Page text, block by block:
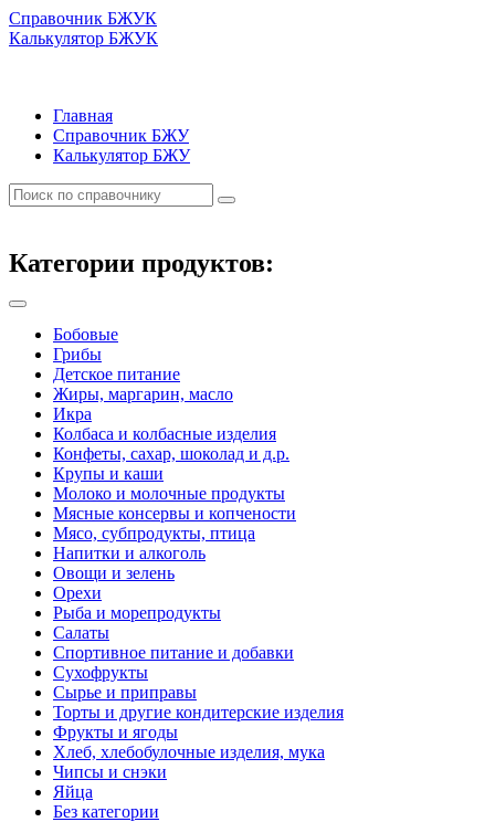
Справочник БЖУК
Калькулятор БЖУК
Главная
Справочник БЖУ
Калькулятор БЖУ
Категории продуктов:
Бобовые
Грибы
Детское питание
Жиры, маргарин, масло
Икра
Колбаса и колбасные изделия
Конфеты, сахар, шоколад и д.р.
Крупы и каши
Молоко и молочные продукты
Мясные консервы и копчености
Мясо, субпродукты, птица
Напитки и алкоголь
Овощи и зелень
Орехи
Рыба и морепродукты
Салаты
Спортивное питание и добавки
Сухофрукты
Сырье и приправы
Торты и другие кондитерские изделия
Фрукты и ягоды
Хлеб, хлебобулочные изделия, мука
Чипсы и снэки
Яйца
Без категории